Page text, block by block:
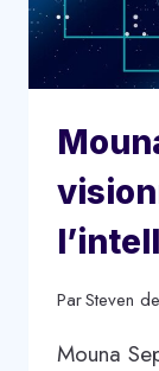
ParSteven
Mouna